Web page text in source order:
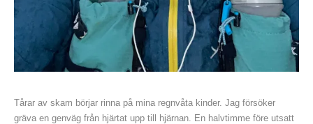
Tårar av skam börjar rinna på mina regnvåta kinder. Jag försöker
gräva en genväg från hjärtat upp till hjärnan. En halvtimme före utsatt